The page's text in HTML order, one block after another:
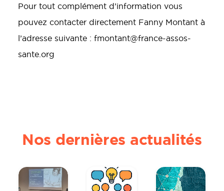
Pour tout complément d’information vous
pouvez contacter directement Fanny Montant à
l’adresse suivante : fmontant@france-assos-
sante.org
Nos dernières actualités